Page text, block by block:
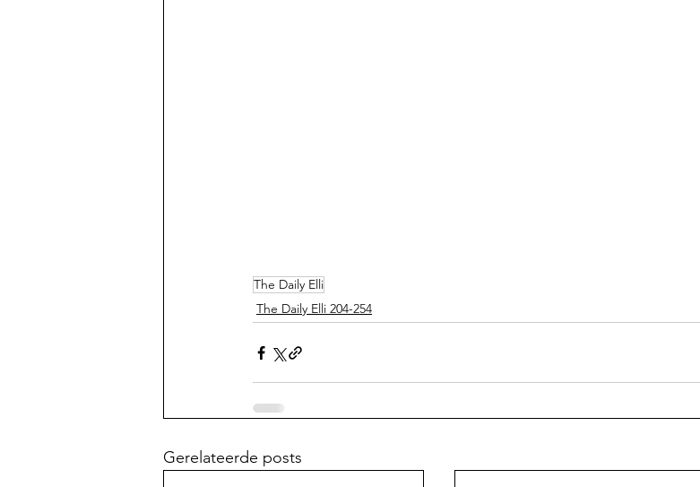
The Daily Elli
The Daily Elli 204-254
Gerelateerde posts